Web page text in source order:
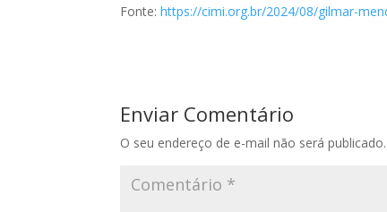
Fonte:https://cimi.org.br/2024/08/gilmar-
Enviar Comentário
O seu endereço de e-mail não será publicado.